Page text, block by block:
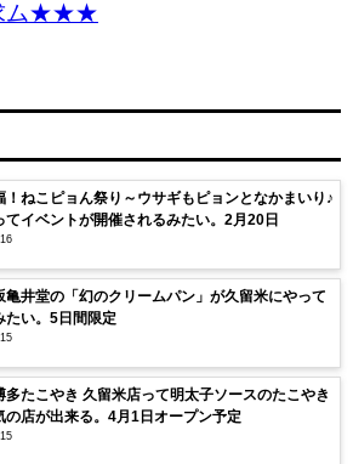
ム★★★
！ねこピョん祭り～ウサギもピョンとなかまいり♪
てイベントが開催されるみたい。2月20日
亀井堂の「幻のクリームパン」が久留米にやって
たい。5日間限定
多たこやき 久留米店って明太子ソースのたこやき
の店が出来る。4月1日オープン予定